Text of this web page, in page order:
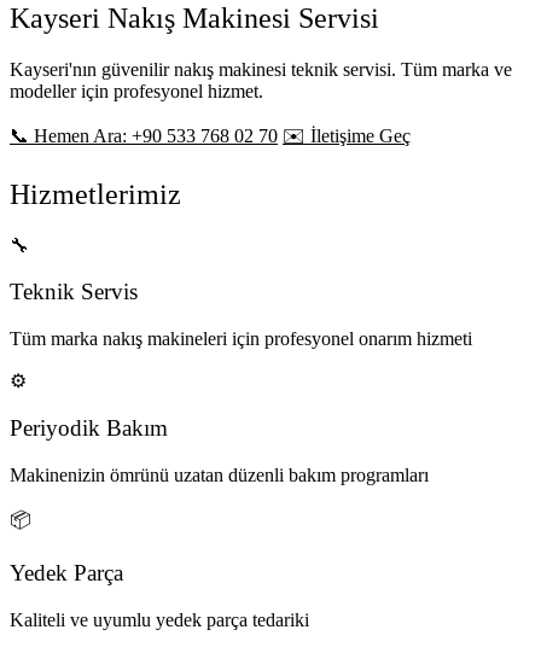
Kayseri Nakış Makinesi Servisi
Kayseri'nın güvenilir nakış makinesi teknik servisi. Tüm marka ve
modeller için profesyonel hizmet.
📞 Hemen Ara: +90 533 768 02 70 ✉️ İletişime Geç
Hizmetlerimiz
🔧
Teknik Servis
Tüm marka nakış makineleri için profesyonel onarım hizmeti
⚙️
Periyodik Bakım
Makinenizin ömrünü uzatan düzenli bakım programları
📦
Yedek Parça
Kaliteli ve uyumlu yedek parça tedariki